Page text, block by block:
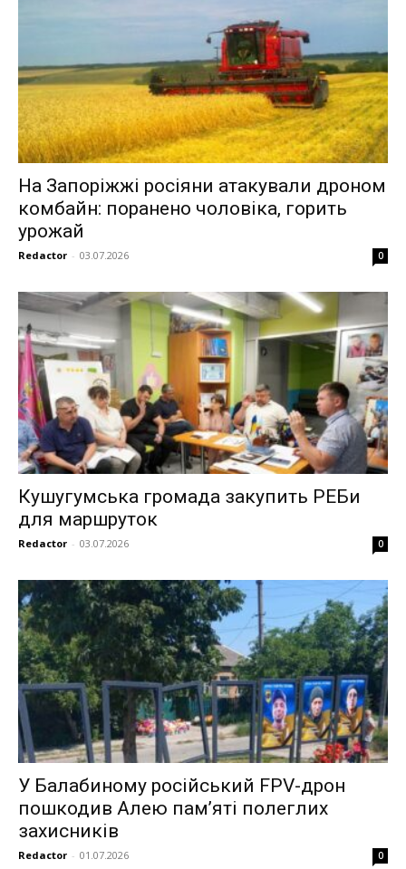
На Запоріжжі росіяни атакували дроном
комбайн: поранено чоловіка, горить
урожай
Redactor - 03.07.2026 0
Кушугумська громада закупить РЕБи
для маршруток
Redactor - 03.07.2026 0
У Балабиному російський FPV-дрон
пошкодив Алею пам’яті полеглих
захисників
Redactor - 01.07.2026 0